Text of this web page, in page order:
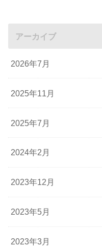
アーカイブ
2026年7月
2025年11月
2025年7月
2024年2月
2023年12月
2023年5月
2023年3月